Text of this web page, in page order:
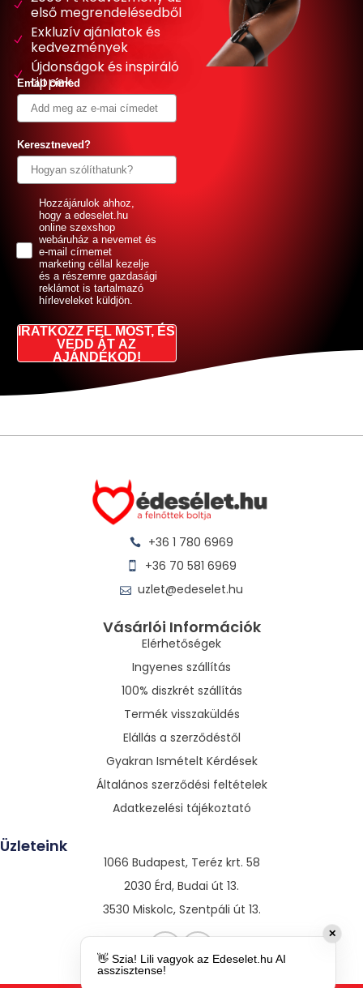
első megrendelésedből
Exkluzív ajánlatok és
kedvezmények
Újdonságok és inspiráló
tippek
Email címed
Keresztneved?
GDPRHozzájárulok ahhoz,
hogy a edeselet.hu
online szexshop
webáruház a nevemet és
e-mail címemet
marketing céllal kezelje
és a részemre gazdasági
reklámot is tartalmazó
hírleveleket küldjön.
IRATKOZZ FEL MOST, ÉS
VEDD ÁT AZ
AJÁNDÉKOD!
+36 1 780 6969
+36 70 581 6969
uzlet@edeselet.hu
Vásárlói Információk
Elérhetőségek
Ingyenes szállítás
100% diszkrét szállítás
Termék visszaküldés
Elállás a szerződéstől
Gyakran Ismételt Kérdések
Általános szerződési feltételek
Adatkezelési tájékoztató
Üzleteink
1066 Budapest, Teréz krt. 58
2030 Érd, Budai út 13.
3530 Miskolc, Szentpáli út 13.
✕
👋 Szia! Lili vagyok az Edeselet.hu AI
asszisztense!